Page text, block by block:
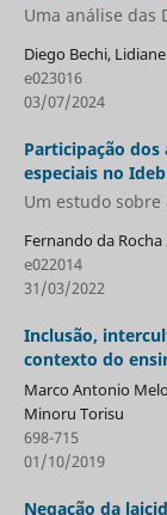
Uma análise das
Diego Bechi,
e023016
03/07/2024
Participação dos
especiais no Ideb
Um estudo
Fernando da Rocha
e022014
31/03/2022
Inclusão,
contexto do
Marco Antonio
Minoru Torisu
698-715
01/10/2019
Negação da